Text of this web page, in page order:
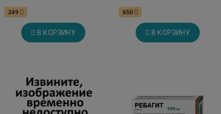
249
В КОРЗИНУ
650
В КОРЗИНУ